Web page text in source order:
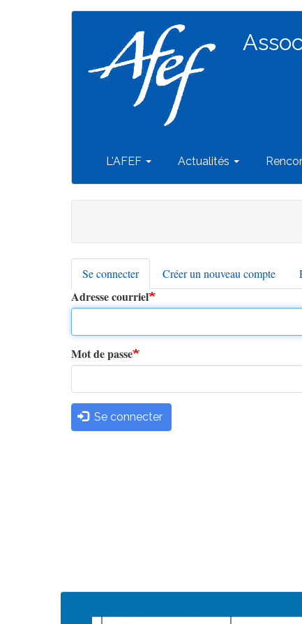
Navigation
principale
L'AFEF Actualités
Onglets
principaux
Se connecter(onglet
actif)
Créer un nouveau compte
Adresse courriel
Mot de passe
Se connecter